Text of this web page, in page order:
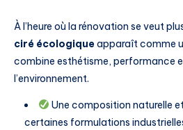
À l’heure où la rénovation se veut
ciré écologiqueapparaît comme
combine esthétisme, performance
l’environnement.
Une composition naturelle
certaines formulations